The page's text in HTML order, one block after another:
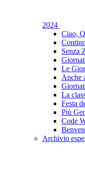
2024
Ciao,
Senza
Le
Anche
La
Festa
Più
Code
Archivio